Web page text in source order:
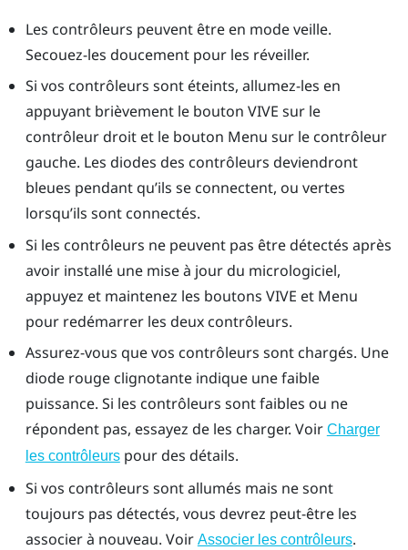
Les contrôleurs peuvent être en mode veille.
Secouez-les doucement pour les réveiller.
Si vos contrôleurs sont éteints, allumez-les en
appuyant brièvement le bouton VIVE sur le
contrôleur droit et le bouton Menu sur le contrôleur
gauche. Les diodes des contrôleurs deviendront
bleues pendant qu’ils se connectent, ou vertes
lorsqu’ils sont connectés.
Si les contrôleurs ne peuvent pas être détectés après
avoir installé une mise à jour du micrologiciel,
appuyez et maintenez les boutons VIVE et Menu
pour redémarrer les deux contrôleurs.
Assurez-vous que vos contrôleurs sont chargés. Une
diode rouge clignotante indique une faible
puissance. Si les contrôleurs sont faibles ou ne
répondent pas, essayez de les charger. Voir Charger
les contrôleurspour des détails.
Si vos contrôleurs sont allumés mais ne sont
toujours pas détectés, vous devrez peut-être les
associer à nouveau. Voir Associer les contrôleurs.